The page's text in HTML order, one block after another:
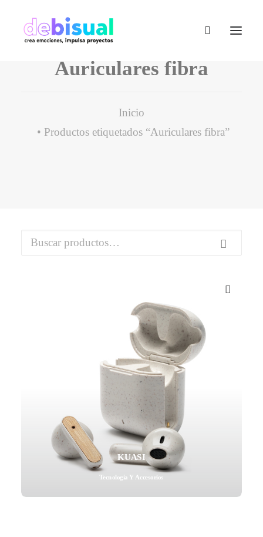
Mail - impulsa@debisual.com
Teléfono - 931 97 40 60
WhatsApp - 634 777 310
Auriculares fibra
Inicio
Productos etiquetados “Auriculares fibra”
Buscar
KUASI
Tecnología Y Accesorios